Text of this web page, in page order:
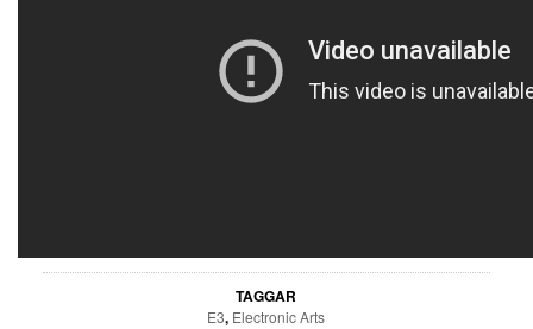
TAGGAR
E3, Electronic Arts